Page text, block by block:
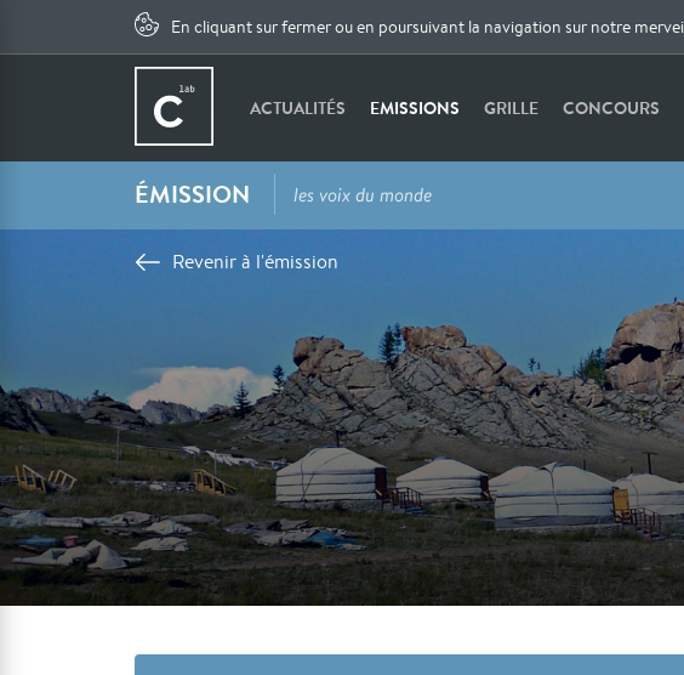
En cliquant sur fermer ou en poursuivant la navigation sur notre
ACTUALITÉS EMISSIONS GRILLE CONCOURS
ÉMISSION les voix du monde
Revenir à l'émission